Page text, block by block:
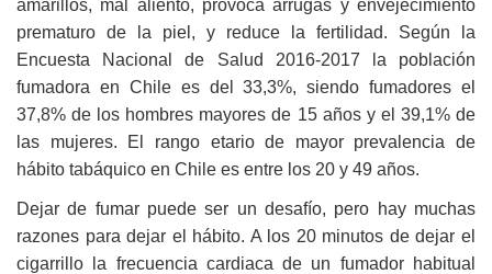
amarillos, mal aliento, provoca arrugas y envejecimiento
prematuro de la piel, y reduce la fertilidad. Según la
Encuesta Nacional de Salud 2016-2017 la población
fumadora en Chile es del 33,3%, siendo fumadores el
37,8% de los hombres mayores de 15 años y el 39,1% de
las mujeres. El rango etario de mayor prevalencia de
hábito tabáquico en Chile es entre los 20 y 49 años.
Dejar de fumar puede ser un desafío, pero hay muchas
razones para dejar el hábito. A los 20 minutos de dejar el
cigarrillo la frecuencia cardiaca de un fumador habitual